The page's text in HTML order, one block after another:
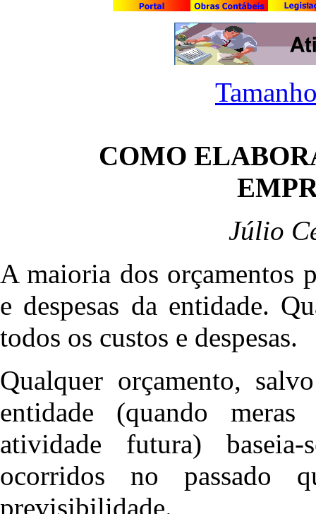
COMO
Júlio
A maioria dos orçamentos
e despesas da entidade.
todos os custos e despesas.
Qualquer orçamento,
entidade (quando
atividade futura)
ocorridos no passado
previsibilidade.